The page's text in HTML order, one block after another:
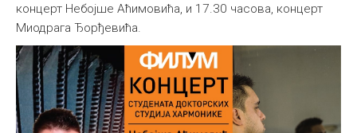
концерт Небојше Аћимовића, и 17.30 часова, концерт
Миодрага Ђорђевића.